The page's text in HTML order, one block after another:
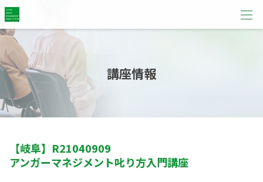
講座情報
【岐阜】 R21040909
アンガーマネジメント叱り方入門講座